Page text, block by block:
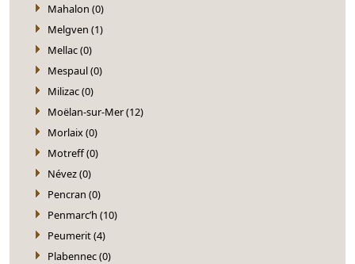
Mahalon (0)
Melgven (1)
Mellac (0)
Mespaul (0)
Milizac (0)
Moëlan-sur-Mer (12)
Morlaix (0)
Motreff (0)
Névez (0)
Pencran (0)
Penmarc’h (10)
Peumerit (4)
Plabennec (0)